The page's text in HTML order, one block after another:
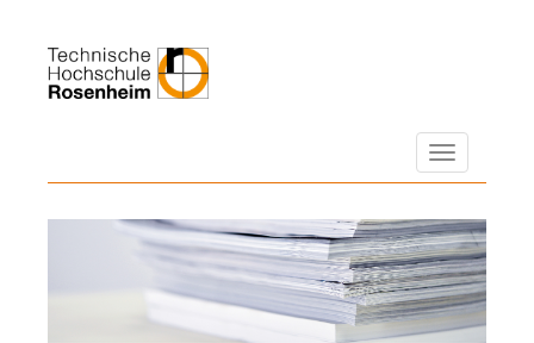
Navigation